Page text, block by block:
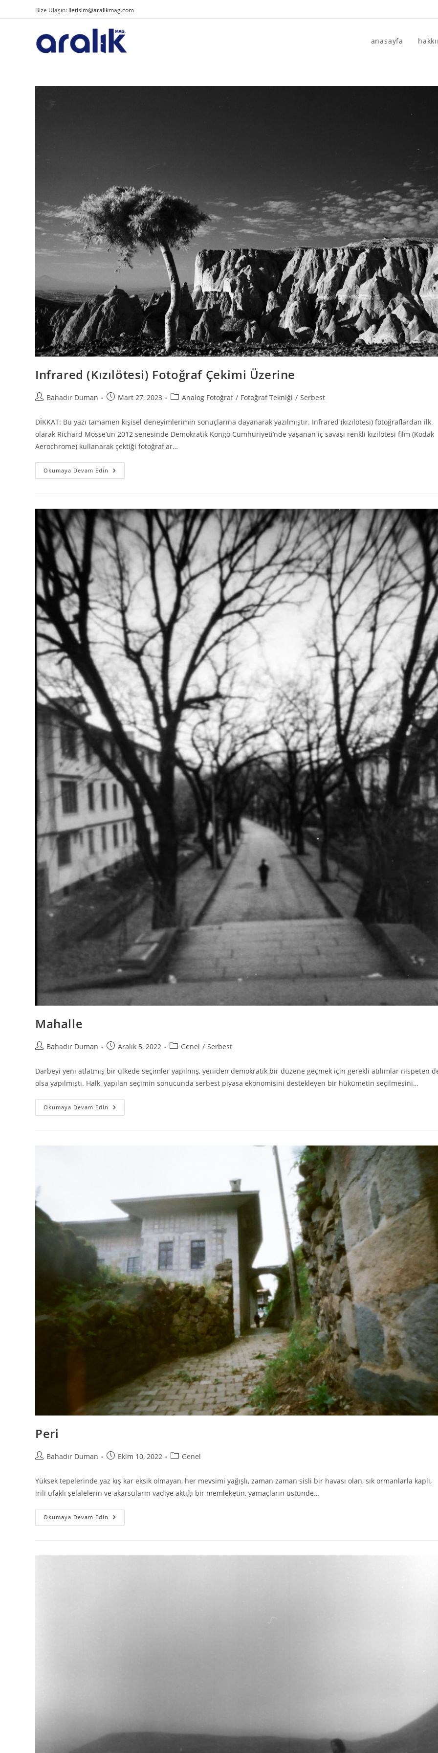
Bize Ulaşın: iletisim@aralikmag.com
anasayfa
Infrared (Kızılötesi) Fotoğraf Çekimi Üzerine
Bahadır Duman Mart 27, 2023 Analog Fotoğraf / Fotoğraf Tekniği / Serbest
DİKKAT: Bu yazı tamamen kişisel deneyimlerimin sonuçlarına dayanarak yazılmıştır. Infrared (kızılötesi) fotoğraflardan ilk
olarak Richard Mosse‘un 2012 senesinde Demokratik Kongo Cumhuriyeti’nde yaşanan iç savaşı renkli kızılötesi film (Kodak
Aerochrome) kullanarak çektiği fotoğraflar…
Okumaya Devam Edin
Mahalle
Bahadır Duman Aralık 5, 2022 Genel / Serbest
Darbeyi yeni atlatmış bir ülkede seçimler yapılmış, yeniden demokratik bir düzene geçmek için gerekli atılımlar nispeten
olsa yapılmıştı. Halk, yapılan seçimin sonucunda serbest piyasa ekonomisini destekleyen bir hükümetin seçilmesini…
Okumaya Devam Edin
Peri
Bahadır Duman Ekim 10, 2022 Genel
Yüksek tepelerinde yaz kış kar eksik olmayan, her mevsimi yağışlı, zaman zaman sisli bir havası olan, sık ormanlarla kaplı,
irili ufaklı şelalelerin ve akarsuların vadiye aktığı bir memleketin, yamaçların üstünde…
Okumaya Devam Edin